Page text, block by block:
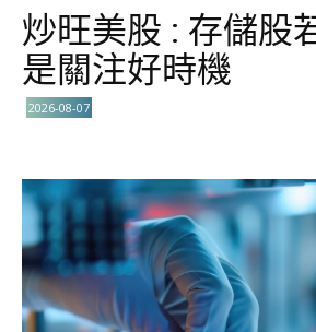
炒旺美股 : 存儲股
是關注好時機
2026-08-07